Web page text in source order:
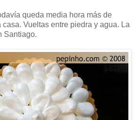
queda media hora más de
Vueltas entre piedra y agua. La
Santiago.